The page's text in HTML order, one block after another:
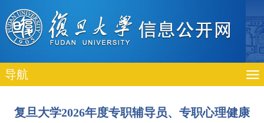
导航
复旦大学2026年度专职辅导员、专职心理健康